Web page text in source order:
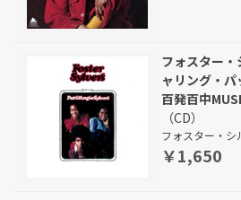
フォスター
ャリング・
百発百中
（CD）
フォスター・シ
￥1,650